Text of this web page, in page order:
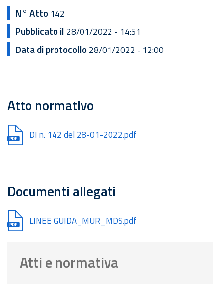
N° Atto 142
Pubblicato il 28/01/2022 - 14:51
Data di protocollo 28/01/2022 - 12:00
Atto normativo
Document
DI n. 142 del 28-01-2022.pdf
Documenti allegati
Document
LINEE GUIDA_MUR_MDS.pdf
Atti e normativa